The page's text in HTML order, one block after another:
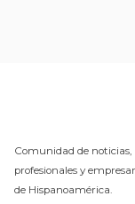
Comunidad de
profesionales y
de Hispanoamérica.